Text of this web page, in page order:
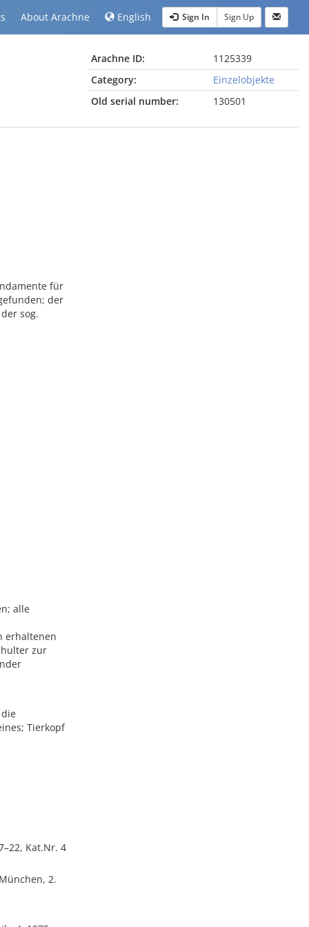
About Arachne English Sign In Sign Up
Arachne ID:
1125339
Category:
Einzelobjekte
Old serial number:
130501
für
der
sog.
alle
erhaltenen
zur
Tierkopf
Kat.Nr. 4
2.